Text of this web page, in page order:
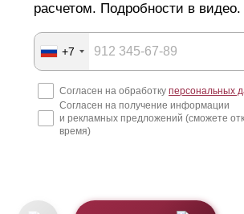
расчетом. Подробности в видео.
+7
Согласен на обработку персональных
Согласен на получение информации
и рекламных предложений (сможете
время)